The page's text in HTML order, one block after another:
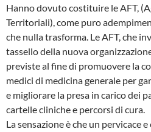
Hanno dovuto costituire le AFT,
Territoriali), come puro
che nulla trasforma. Le AFT, che
tassello della nuova
previste al fine di promuovere la
medici di medicina generale per
e migliorare la presa in carico dei
cartelle cliniche e percorsi di cura.
La sensazione è che un pervicace